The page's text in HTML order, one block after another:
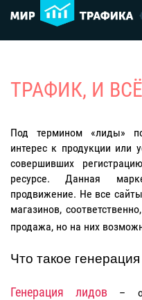
ТРАФИК, И
Под термином «лиды»
интерес к продукции или
совершивших
ресурсе. Данная
продвижение. Не все
магазинов,
продажа, но на них
Что такое
Генерация лидов –